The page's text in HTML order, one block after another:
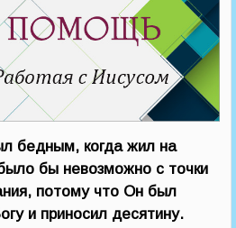
бедным, когда жил на
бы невозможно с точки
потому что Он был
и приносил десятину.